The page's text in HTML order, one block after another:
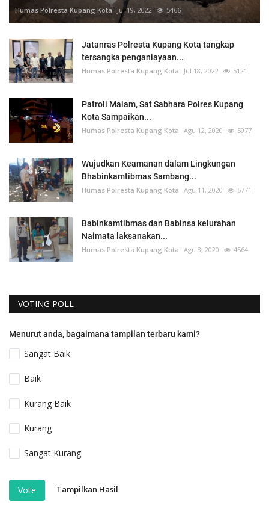
Humas Polresta Kupang Kota Jul 19, 2022 5466
Jatanras Polresta Kupang Kota tangkap
tersangka penganiayaan...
Humas Polresta Kupang Kota Jul 18, 2022 5121
Patroli Malam, Sat Sabhara Polres Kupang
Kota Sampaikan...
Humas Polresta Kupang Kota Agu 12, 2020 5977
Wujudkan Keamanan dalam Lingkungan
Bhabinkamtibmas Sambang...
Humas Polresta Kupang Kota Agu 11, 2020 6771
Babinkamtibmas dan Babinsa kelurahan
Naimata laksanakan...
Humas Polresta Kupang Kota Agu 3, 2020 4564
VOTING POLL
Menurut anda, bagaimana tampilan terbaru kami?
Sangat Baik
Baik
Kurang Baik
Kurang
Sangat Kurang
Vote Tampilkan Hasil